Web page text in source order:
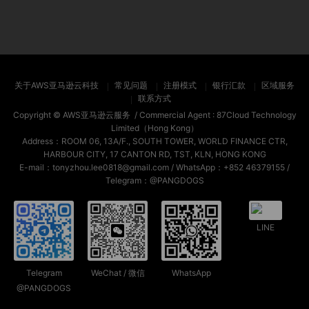
关于AWS亚马逊云科技 常见问题 注册模式 银行汇款
区域服务
联系方式
Copyright © AWS亚马逊云服务 / Commercial Agent : 87Cloud Technology
Limited（Hong Kong）
Address：ROOM 06, 13A/F., SOUTH TOWER, WORLD FINANCE CTR,
HARBOUR CITY, 17 CANTON RD, TST, KLN, HONG KONG
E-mail：tonyzhou.lee0818@gmail.com / WhatsApp：+852 46379155 /
Telegram：@PANGDOGS
Telegram
@PANGDOGS
WeChat / 微信 WhatsApp
LINE